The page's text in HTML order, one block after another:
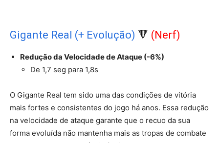
Gigante Real (+ Evolução) 🔻 (Nerf)
Redução da Velocidade de Ataque (-6%)
De 1,7 seg para 1,8s
O Gigante Real tem sido uma das condições de vitória
mais fortes e consistentes do jogo há anos. Essa redução
na velocidade de ataque garante que o recuo da sua
forma evoluída não mantenha mais as tropas de combate